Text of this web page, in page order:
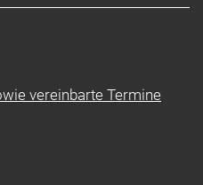
vereinbarte Termine